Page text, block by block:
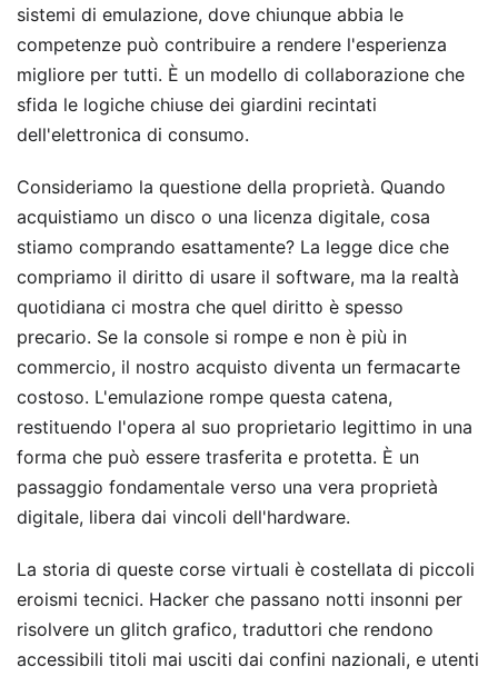
sistemi di emulazione, dove chiunque abbia le
competenze può contribuire a rendere l'esperienza
migliore per tutti. È un modello di collaborazione che
sfida le logiche chiuse dei giardini recintati
dell'elettronica di consumo.
Consideriamo la questione della proprietà. Quando
acquistiamo un disco o una licenza digitale, cosa
stiamo comprando esattamente? La legge dice che
compriamo il diritto di usare il software, ma la realtà
quotidiana ci mostra che quel diritto è spesso
precario. Se la console si rompe e non è più in
commercio, il nostro acquisto diventa un fermacarte
costoso. L'emulazione rompe questa catena,
restituendo l'opera al suo proprietario legittimo in una
forma che può essere trasferita e protetta. È un
passaggio fondamentale verso una vera proprietà
digitale, libera dai vincoli dell'hardware.
La storia di queste corse virtuali è costellata di piccoli
eroismi tecnici. Hacker che passano notti insonni per
risolvere un glitch grafico, traduttori che rendono
accessibili titoli mai usciti dai confini nazionali, e utenti